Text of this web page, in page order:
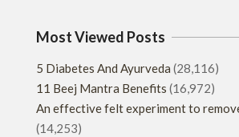
Most Viewed Posts
5 Diabetes And Ayurveda (28,116)
11 Beej Mantra Benefits (16,972)
An effective felt experiment to
(14,253)